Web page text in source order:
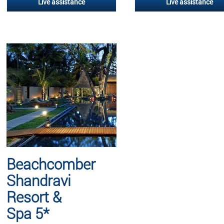
Beachcomber
Shandravi
Resort &
Spa 5*